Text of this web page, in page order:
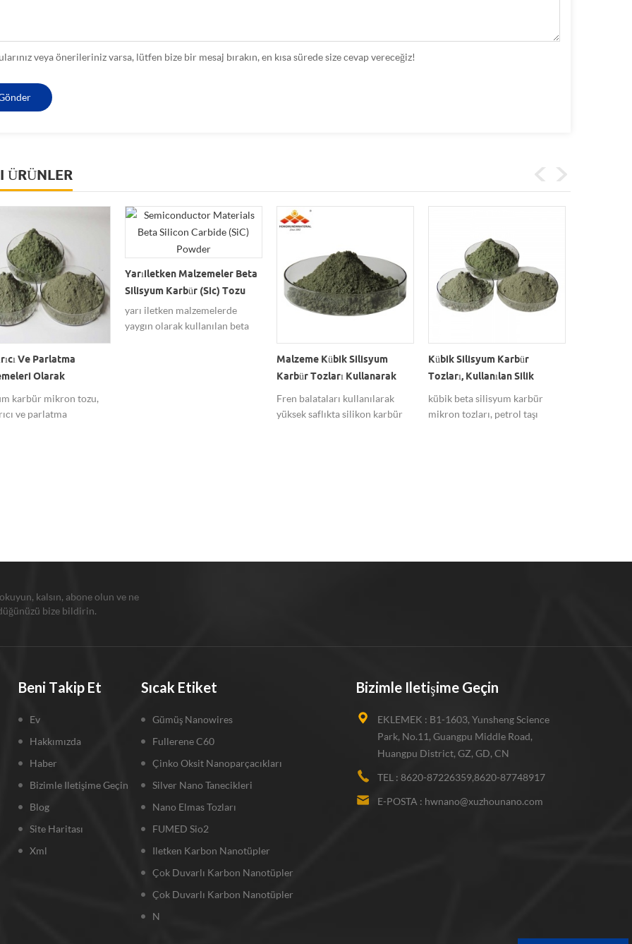
veya önerileriniz varsa, lütfen bize bir mesaj bırakın, en kısa sürede size cevap vereceğiz!
ÜRÜNLER
Ve Parlatma
Olarak
Silikon Karbür
Tozu
karbür mikron tozu,
ve parlatma
Yarıiletken Malzemeler Beta
Silisyum Karbür (sic) Tozu
yarı iletken malzemelerde
yaygın olarak kullanılan beta
Malzeme Kübik Silisyum
Karbür Tozları Kullanarak
Fren Balataları
Fren balataları kullanılarak
yüksek saflıkta silikon karbür
Kübik Silisyum Karbür
Tozları, Kullanılan Silik
Nanopowder
kübik beta silisyum karbür
mikron tozları, petrol taşı
kalsın, abone olun ve ne
bize bildirin.
Beni Takip Et
Ev
Hakkımızda
Haber
Bizimle Iletişime Geçin
Blog
Site Haritası
Xml
Sıcak Etiket
Gümüş Nanowires
Fullerene C60
Çinko Oksit Nanoparçacıkları
Silver Nano Tanecikleri
Nano Elmas Tozları
FUMED Sio2
Iletken Karbon Nanotüpler
Çok Duvarlı Karbon Nanotüpler
Çok Duvarlı Karbon Nanotüpler
N
Bizimle Iletişime Geçin
EKLEMEK : B1-1603, Yunsheng Science
Park, No.11, Guangpu Middle Road,
Huangpu District, GZ, GD, CN
TEL : 8620-87226359,8620-87748917
E-POSTA : hwnano@xuzhounano.com